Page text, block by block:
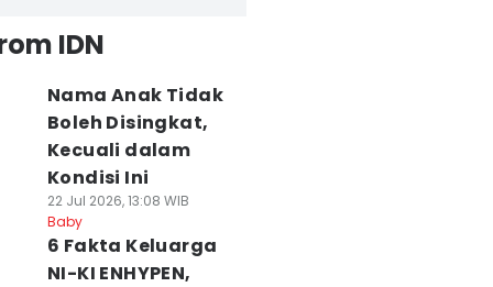
IDN
Nama Anak Tidak
Boleh Disingkat,
Kecuali dalam
Kondisi Ini
22 Jul 2026, 13:08 WIB
Baby
6 Fakta Keluarga
NI-KI ENHYPEN,